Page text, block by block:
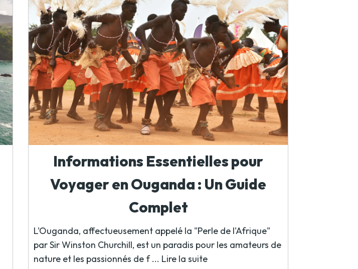
Informations Essentielles pour
Voyager en Ouganda : Un Guide
Complet
L'Ouganda, affectueusement appelé la "Perle de l'Afrique"
par Sir Winston Churchill, est un paradis pour les amateurs de
nature et les passionnés de f ... Lire la suite